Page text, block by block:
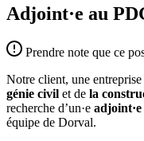
Adjoint·e au
Prendre note que ce
Notre client, une
génie civil et de la
recherche d’un·e
équipe de Dorval.